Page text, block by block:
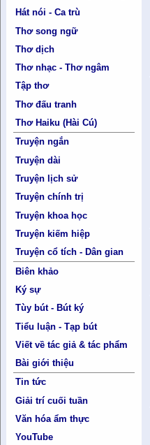
Hát nói - Ca trù
Thơ song ngữ
Thơ dịch
Thơ nhạc - Thơ ngâm
Tập thơ
Thơ đấu tranh
Thơ Haiku (Hài Cú)
Truyện ngắn
Truyện dài
Truyện lịch sử
Truyện chính trị
Truyện khoa học
Truyện kiếm hiệp
Truyện cổ tích - Dân gian
Biên khảo
Ký sự
Tùy bút - Bút ký
Tiểu luận - Tạp bút
Viết về tác giả & tác phẩm
Bài giới thiệu
Tin tức
Giải trí cuối tuần
Văn hóa ẩm thực
YouTube